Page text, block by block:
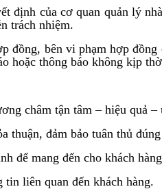
định của cơ quan quản lý
trách nhiệm.
đồng, bên vi phạm hợp
hoặc thông báo không kịp
châm tận tâm – hiệu quả
thuận, đảm bảo tuân thủ
để mang đến cho khách
tin liên quan đến khách hàng.